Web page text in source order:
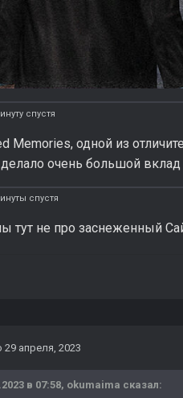
спустя
Memories, одной из
очень большой
спустя
тут не про заснеженный
29 апреля, 2023
в 07:58, okumaima сказал: